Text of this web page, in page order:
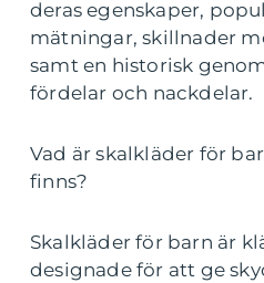
deras egenskaper,
mätningar, skillnader
samt en historisk
fördelar och nackdelar.
Vad är skalkläder för
finns?
Skalkläder för barn är
designade för att ge